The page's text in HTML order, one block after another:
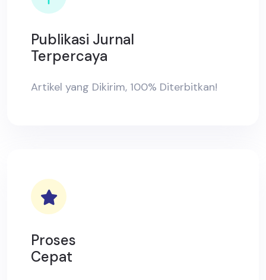
Publikasi Jurnal
Terpercaya
Artikel yang Dikirim, 100% Diterbitkan!
Proses
Cepat